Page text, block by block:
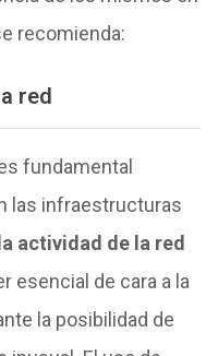
recomienda:
red
fundamental
las infraestructuras
actividad de la red
esencial de cara a la
la posibilidad de